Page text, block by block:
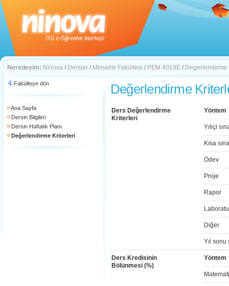
Neredeyim: Ninova / Dersler / Mimarlık Fakültesi / PEM 4019E / Degerlendirme
Fakülteye dön
Ana Sayfa
Dersin Bilgileri
Dersin Haftalık Planı
Değerlendirme Kriterleri
Değerlendirme
Ders Değerlendirme
Kriterleri
Yöntem
Yıliçi
Kısa
Ödev
Proje
Rapor
Diğer
Yıl sonu
Ders Kredisinin
Bölünmesi (%)
Yöntem